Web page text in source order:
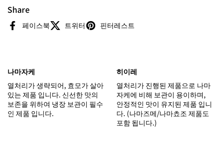
Share
페이스북 트위터 핀터레스트
나마자케
열처리가 생략되어, 효모가 살아
있는 제품 입니다. 신선한 맛의
보존을 위하여 냉장 보관이 필수
인 제품 입니다.
히이레
열처리가 진행된 제품으로 나마
자케에 비해 보관이 용이하며,
안정적인 맛이 유지된 제품 입니
다. (나마즈메/나마쵸조 제품도
포함 됩니다.)